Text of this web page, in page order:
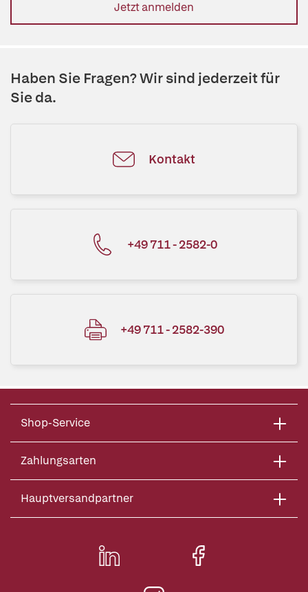
Jetzt anmelden
Haben Sie Fragen? Wir sind jederzeit für
Sie da.
Kontakt
+49 711 - 2582-0
+49 711 - 2582-390
Shop-Service
Zahlungsarten
Hauptversandpartner